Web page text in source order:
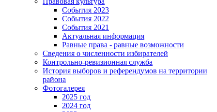
События 2023
События 2022
События 2021
Актуальная информация
Равные права - равные возможности
Сведения о численности избирателей
Контрольно-ревизионная служба
История выборов и референдумов на территории
района
Фотогалерея
2025 год
2024 год